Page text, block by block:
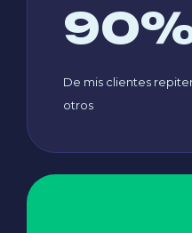
90
De mis clientes
otros